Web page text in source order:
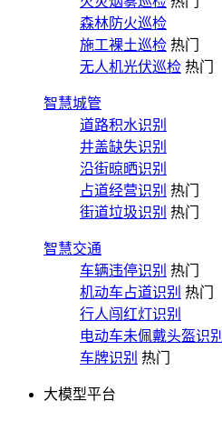
森林防火巡检
施工裸土巡检 热门
无人机光伏巡检 热门
智慧城管
道路积水识别
井盖缺失识别
沿街晾晒识别
占道经营识别 热门
街道垃圾识别 热门
智慧交通
车辆违停识别 热门
机动车占道识别 热门
行人闯红灯识别
电动车未佩戴头盔识别
车牌识别 热门
大模型平台